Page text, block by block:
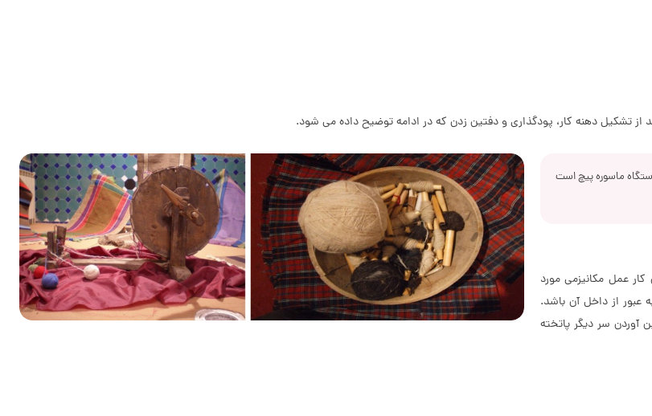
از تشکیل دهنه کار، پودگذاری و دفتین زدن که در ادامه توضیح داده می شود.
ماسوره پیچ است
عمل مکانیزمی مورد
عبور از داخل آن باشد.
سر دیگر پاتخته